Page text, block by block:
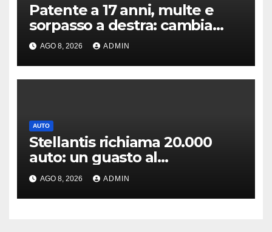
Patente a 17 anni, multe e
sorpasso a destra: cambia
tutto, nuove regole allo
studio
AGO 8, 2026 ADMIN
AUTO
Stellantis richiama 20.000
auto: un guasto al
servosterzo potrebbe
provocare un incendio
AGO 8, 2026 ADMIN